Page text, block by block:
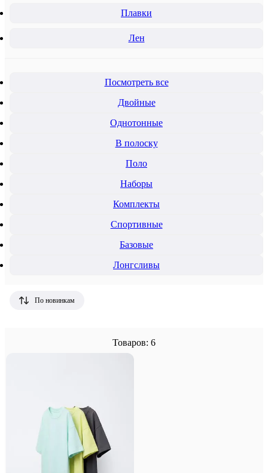
Плавки
Лен
Посмотреть все
Двойные
Однотонные
В полоску
Поло
Наборы
Комплекты
Спортивные
Базовые
Лонгсливы
По новинкам
Товаров: 6